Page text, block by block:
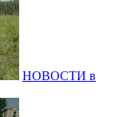
НОВОСТИ в